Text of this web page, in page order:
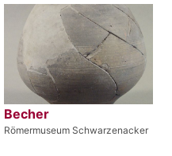
Becher
Römermuseum Schwarzenacker